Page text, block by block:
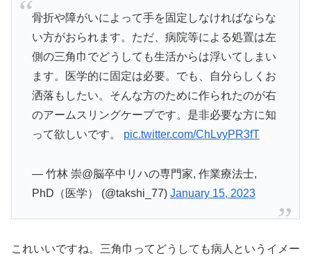
骨折や障がいによって手を固定しなければならな
い方がおられます。ただ、病院等による処置は左
側の三角巾でどうしても生活からは浮いてしまい
ます。医学的に固定は必要。でも、自分らしくお
洒落もしたい。そんな方のために作られたのが右
のアームスリングケープです。是非必要な方に知
って欲しいです。 pic.twitter.com/ChLvyPR3fT
— 竹林 崇@脳卒中リハの専門家, 作業療法士,
PhD（医学） (@takshi_77) January 15, 2023
これいいですね。三角巾ってどうしても病人というイメー